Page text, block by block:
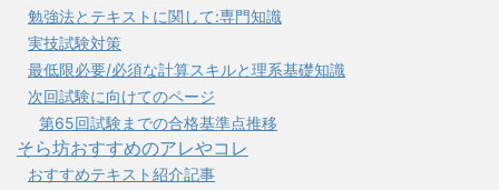
勉強法とテキストに関して:専門知識
実技試験対策
最低限必要/必須な計算スキルと理系基礎知識
次回試験に向けてのページ
第65回試験までの合格基準点推移
そら坊おすすめのアレやコレ
おすすめテキスト紹介記事